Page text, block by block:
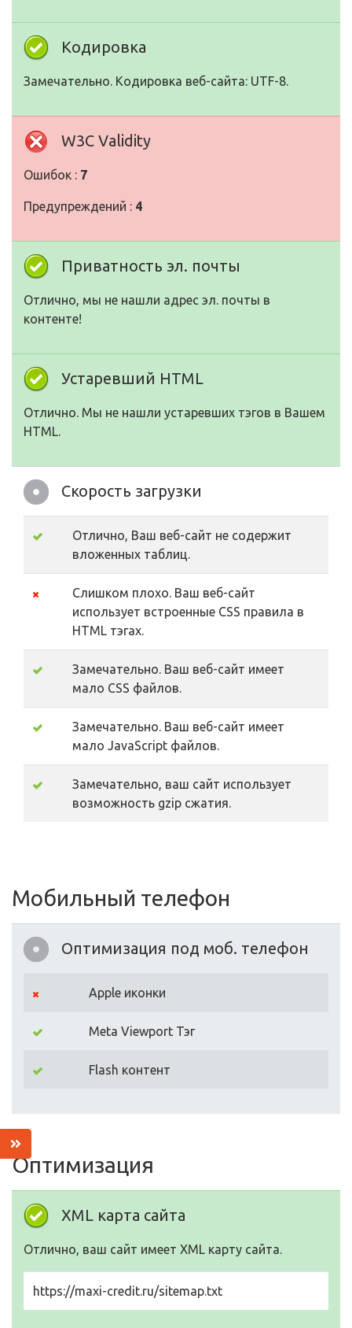
Кодировка
Замечательно. Кодировка веб-сайта: UTF-8.
W3C Validity
Ошибок : 7
Предупреждений : 4
Приватность эл. почты
Отлично, мы не нашли адрес эл. почты в
контенте!
Устаревший HTML
Отлично. Мы не нашли устаревших тэгов в Вашем
HTML.
Скорость загрузки
Отлично, Ваш веб-сайт не содержит
вложенных таблиц.
Слишком плохо. Ваш веб-сайт
использует встроенные CSS правила в
HTML тэгах.
Замечательно. Ваш веб-сайт имеет
мало CSS файлов.
Замечательно. Ваш веб-сайт имеет
мало JavaScript файлов.
Замечательно, ваш сайт использует
возможность gzip сжатия.
Мобильный телефон
Оптимизация под моб. телефон
Apple иконки
Meta Viewport Тэг
Flash контент
Оптимизация
XML карта сайта
Отлично, ваш сайт имеет XML карту сайта.
https://maxi-credit.ru/sitemap.txt